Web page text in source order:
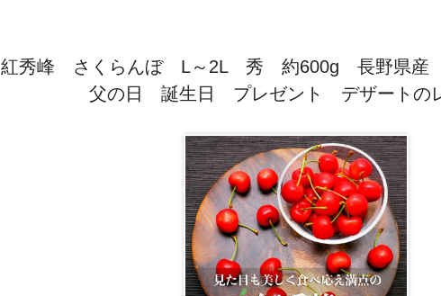
紅秀峰 さくらんぼ L～2L 秀 約600g 長野県
父の日 誕生日 プレゼント デザートの